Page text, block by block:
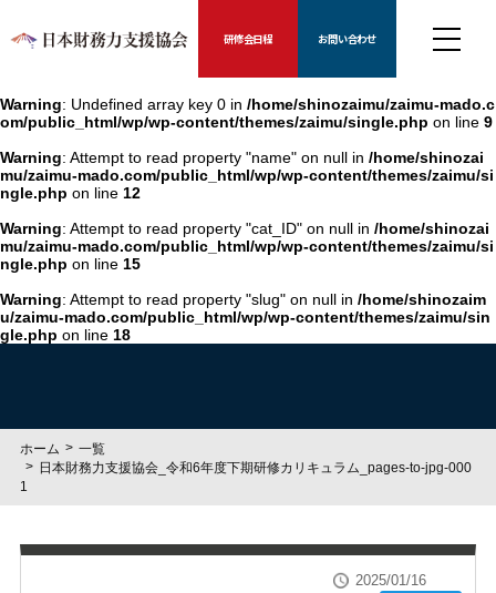
研修会日程 お問い合わせ
Warning: Undefined array key 0 in /home/shinozaimu/zaimu-mado.c
om/public_html/wp/wp-content/themes/zaimu/single.php on line 9
Warning: Attempt to read property "name" on null in /home/shinozai
mu/zaimu-mado.com/public_html/wp/wp-content/themes/zaimu/si
ngle.php on line 12
Warning: Attempt to read property "cat_ID" on null in /home/shinozai
mu/zaimu-mado.com/public_html/wp/wp-content/themes/zaimu/si
ngle.php on line 15
Warning: Attempt to read property "slug" on null in /home/shinozaim
u/zaimu-mado.com/public_html/wp/wp-content/themes/zaimu/sin
gle.php on line 18
ホーム
一覧
日本財務力支援協会_令和6年度下期研修カリキュラム_pages-to-jpg-000
1
2025/01/16